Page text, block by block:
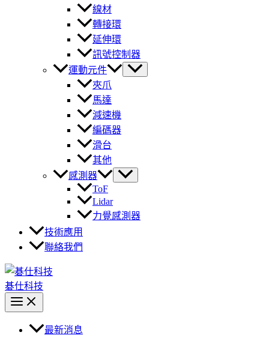
線材
轉接環
延伸環
訊號控制器
運動元件
夾爪
馬達
減速機
編碼器
滑台
其他
感測器
ToF
Lidar
力覺感測器
技術應用
聯絡我們
碁仕科技
最新消息